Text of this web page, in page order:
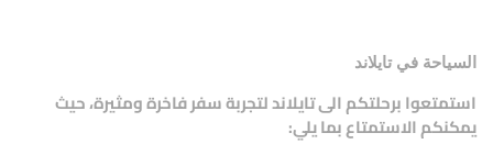
السياحة في تايلاند
استمتعوا برحلتكم الى تايلاند لتجربة سفر فاخرة ومثيرة، حيث
يمكنكم الاستمتاع بما يلي: